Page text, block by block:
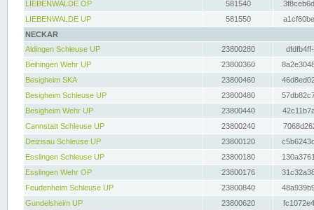
LIEBENWALDE OP
581540
LIEBENWALDE UP
581550
NECKAR
Aldingen Schleuse UP
23800280
Beihingen Wehr UP
23800360
Besigheim SKA
23800460
Besigheim Schleuse UP
23800480
Besigheim Wehr UP
23800440
Cannstatt Schleuse UP
23800240
Deizisau Schleuse UP
23800120
Esslingen Schleuse UP
23800180
Esslingen Wehr OP
23800176
Feudenheim Schleuse UP
23800840
Gundelsheim UP
23800620